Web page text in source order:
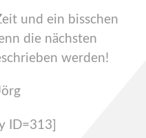
und ein bisschen
die nächsten
werden!
ID=313]